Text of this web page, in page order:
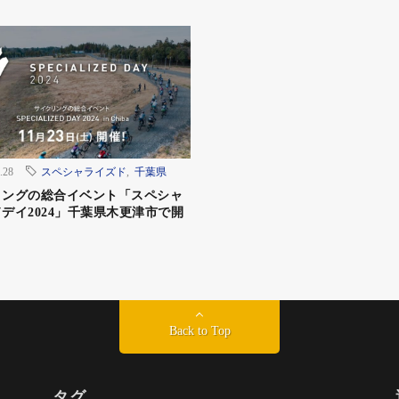
スペシャライズド 千葉県
グの総合イベント「スペシャ
イ2024」千葉県木更津市で開
Back to Top